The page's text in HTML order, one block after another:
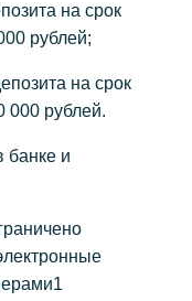
на срок
рублей;
на срок
000 рублей.
банке и